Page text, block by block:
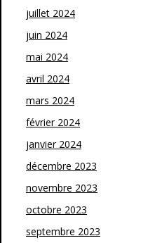
juillet 2024
juin 2024
mai 2024
avril 2024
mars 2024
février 2024
janvier 2024
décembre 2023
novembre 2023
octobre 2023
septembre 2023